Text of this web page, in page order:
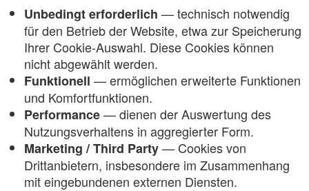
Unbedingt erforderlich — technisch notwendig
für den Betrieb der Website, etwa zur Speicherung
Ihrer Cookie-Auswahl. Diese Cookies können
nicht abgewählt werden.
Funktionell — ermöglichen erweiterte Funktionen
und Komfortfunktionen.
Performance— dienen der Auswertung des
Nutzungsverhaltens in aggregierter Form.
Marketing / Third Party— Cookies von
Drittanbietern, insbesondere im Zusammenhang
mit eingebundenen externen Diensten.